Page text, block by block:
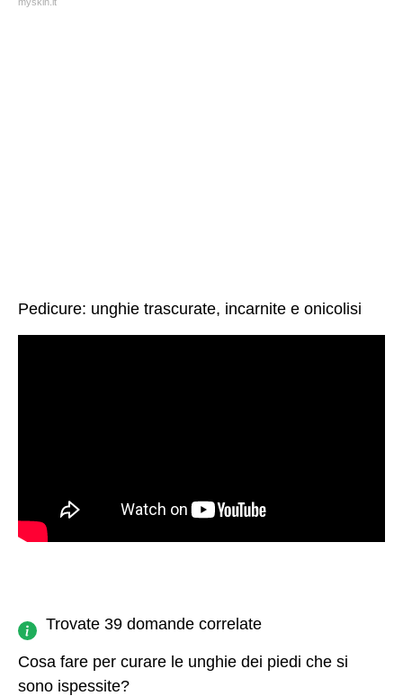
Pedicure: unghie trascurate, incarnite e onicolisi
Trovate 39 domande correlate
Cosa fare per curare le unghie dei piedi che si
sono ispessite?